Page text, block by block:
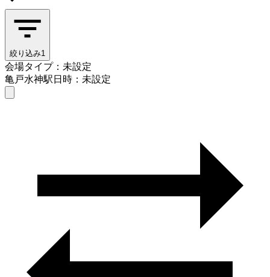
絞り込み1
会場タイプ：未設定
亀戸水神駅日時：未設定